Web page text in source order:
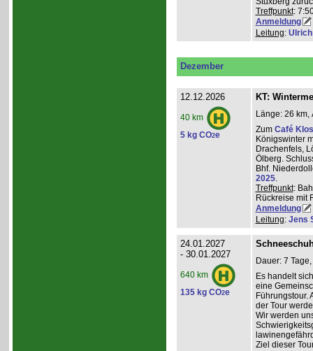
Treffpunkt:
Anmeldung
Leitung:
Dezember
12.12.2026
40 km
5 kg CO2e
KT:
Länge: 26 km,
Zum Café
Königswinter
Drachenfels,
Ölberg.
Bhf.
2025.
Treffpunkt:
Rückreise mit
Anmeldung
Leitung: Jens
24.01.2027
- 30.01.2027
640 km
135 kg CO2e
Dauer: 7
Es handelt
eine
Führungstour.
der Tour
Wir werden
Ziel dieser